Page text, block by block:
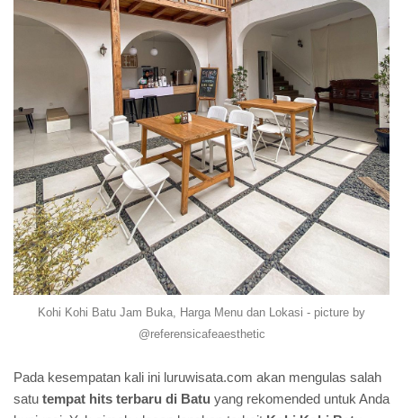
Kohi Kohi Batu Jam Buka, Harga Menu dan Lokasi - picture by
@referensicafeaesthetic
Pada kesempatan kali ini luruwisata.com akan mengulas salah
satu tempat hits terbaru di Batu yang rekomended untuk Anda